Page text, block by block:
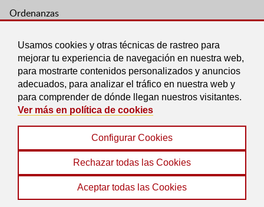
Usamos cookies y otras técnicas de rastreo para
mejorar tu experiencia de navegación en nuestra web,
para mostrarte contenidos personalizados y anuncios
adecuados, para analizar el tráfico en nuestra web y
para comprender de dónde llegan nuestros visitantes.
Ver más en política de cookies
Configurar Cookies
Rechazar todas las Cookies
Aceptar todas las Cookies
Ordenanzas
© 2022 Ayuntamiento de Pinos Genil
Política de Cookies | Accesibilidad
Protección de Datos | Mapa Web